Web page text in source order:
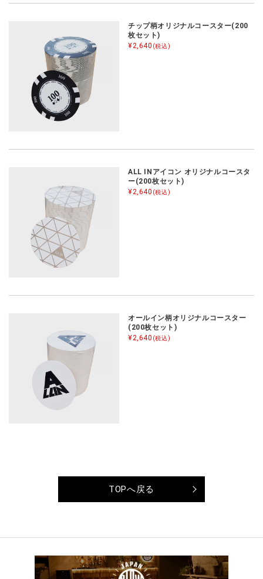
チップ柄オリジナルコースター(200
枚セット)
¥2,640 (税込)
ALL INアイコン オリジナルコースタ
ー(200枚セット)
¥2,640 (税込)
オールイン柄オリジナルコースター
(200枚セット)
¥2,640 (税込)
TOPへ戻る